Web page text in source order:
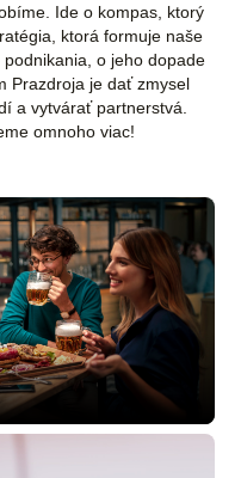
Ide o kompas, ktorý
ktorá formuje naše
o jeho dopade
Prazdroja je dať zmysel
a vytvárať partnerstvá.
omnoho viac!